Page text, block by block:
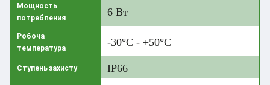
Мощность
потребления
6 Вт
Робоча
температура
-30°C - +50°C
Ступень захисту IP66